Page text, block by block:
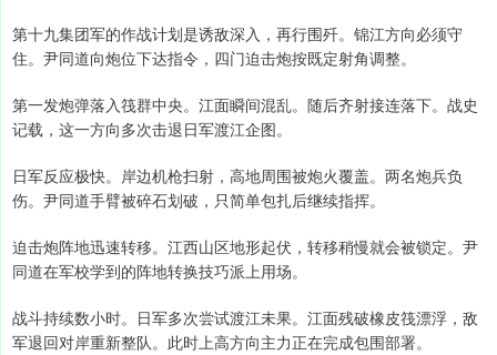
第十九集团军的作战计划是诱敌深入，再行围歼。锦江方向必须守
住。尹同道向炮位下达指令，四门迫击炮按既定射角调整。
第一发炮弹落入筏群中央。江面瞬间混乱。随后齐射接连落下。战史
记载，这一方向多次击退日军渡江企图。
日军反应极快。岸边机枪扫射，高地周围被炮火覆盖。两名炮兵负
伤。尹同道手臂被碎石划破，只简单包扎后继续指挥。
迫击炮阵地迅速转移。江西山区地形起伏，转移稍慢就会被锁定。尹
同道在军校学到的阵地转换技巧派上用场。
战斗持续数小时。日军多次尝试渡江未果。江面残破橡皮筏漂浮，敌
军退回对岸重新整队。此时上高方向主力正在完成包围部署。